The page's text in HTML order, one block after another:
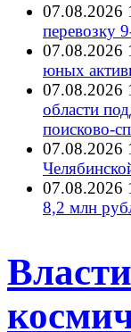
07.08.2026
перевозку
07.08.2026
юных
07.08.2026
области
07.08.2026
07.08.2026
8,2 млн